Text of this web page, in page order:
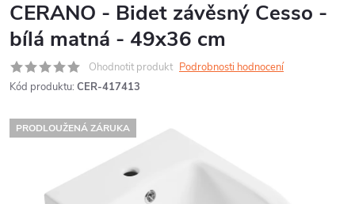
CERANO - Bidet závěsný Cesso -
bílá matná - 49x36 cm
Ohodnotit produkt Podrobnosti hodnocení
Kód produktu: CER-417413
PRODLOUŽENÁ ZÁRUKA